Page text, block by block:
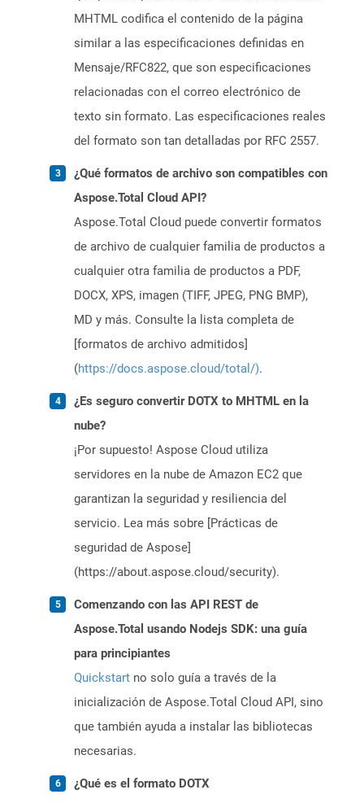
MHTML codifica el contenido de la página
similar a las especificaciones definidas en
Mensaje/RFC822, que son especificaciones
relacionadas con el correo electrónico de
texto sin formato. Las especificaciones reales
del formato son tan detalladas por RFC 2557.
¿Qué formatos de archivo son compatibles con
Aspose.Total Cloud API?
Aspose.Total Cloud puede convertir formatos
de archivo de cualquier familia de productos a
cualquier otra familia de productos a PDF,
DOCX, XPS, imagen (TIFF, JPEG, PNG BMP),
MD y más. Consulte la lista completa de
[formatos de archivo admitidos]
(https://docs.aspose.cloud/total/).
¿Es seguro convertir DOTX to MHTML en la
nube?
¡Por supuesto! Aspose Cloud utiliza
servidores en la nube de Amazon EC2 que
garantizan la seguridad y resiliencia del
servicio. Lea más sobre [Prácticas de
seguridad de Aspose]
(https://about.aspose.cloud/security).
Comenzando con las API REST de
Aspose.Total usando Nodejs SDK: una guía
para principiantes
Quickstart no solo guía a través de la
inicialización de Aspose.Total Cloud API, sino
que también ayuda a instalar las bibliotecas
necesarias.
¿Qué es el formato DOTX